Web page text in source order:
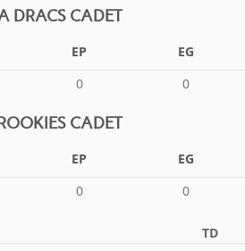
DRACS CADET
EP EG
0 0
CADET
EP EG
0 0
TD